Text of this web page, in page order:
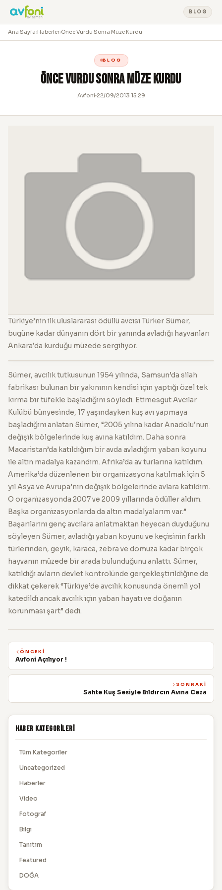
BLOG
Ana Sayfa›Haberler›Önce Vurdu Sonra Müze Kurdu
BLOG
Önce Vurdu Sonra Müze Kurdu
Avfoni 22/09/2013 15:29
Türkiye’nin ilk uluslararası ödüllü avcısı Türker Sümer,
bugüne kadar dünyanın dört bir yanında avladığı hayvanları
Ankara’da kurduğu müzede sergiliyor.
Sümer, avcılık tutkusunun 1954 yılında, Samsun’da silah
fabrikası bulunan bir yakınının kendisi için yaptığı özel tek
kırma bir tüfekle başladığını söyledi. Etimesgut Avcılar
Kulübü bünyesinde, 17 yaşındayken kuş avı yapmaya
başladığını anlatan Sümer, “2005 yılına kadar Anadolu’nun
değişik bölgelerinde kuş avına katıldım. Daha sonra
Macaristan’da katıldığım bir avda avladığım yaban koyunu
ile altın madalya kazandım. Afrika’da av turlarına katıldım.
Amerika’da düzenlenen bir organizasyona katılmak için 5
yıl Asya ve Avrupa’nın değişik bölgelerinde avlara katıldım.
O organizasyonda 2007 ve 2009 yıllarında ödüller aldım.
Başka organizasyonlarda da altın madalyalarım var.”
Başarılarını genç avcılara anlatmaktan heyecan duyduğunu
söyleyen Sümer, avladığı yaban koyunu ve keçisinin farklı
türlerinden, geyik, karaca, zebra ve domuza kadar birçok
hayvanın müzede bir arada bulunduğunu anlattı. Sümer,
katıldığı avların devlet kontrolünde gerçekleştirildiğine de
dikkat çekerek “Türkiye’de avcılık konusunda önemli yol
katedildi ancak avcılık için yaban hayatı ve doğanın
korunması şart” dedi.
ÖNCEKI
Avfoni Açılıyor !
SONRAKI
Sahte Kuş Sesiyle Bıldırcın Avına Ceza
Haber Kategorileri
Tüm Kategoriler
Uncategorized
Haberler
Video
Fotograf
Bilgi
Tanıtım
Featured
DOĞA